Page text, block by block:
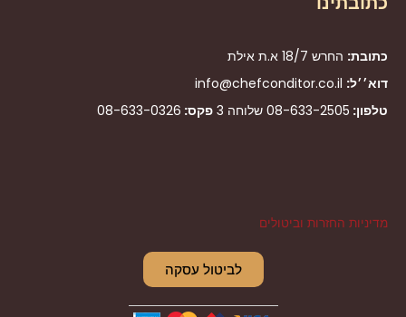
כתובת: החרש 18/7 א.ת אילת
דוא׳׳ל: info@chefconditor.co.il
טלפון: 08-633-2505 שלוחה 3 פקס: 08-633-0326
מדיניות החזרות וביטולים
לביטול עסקה